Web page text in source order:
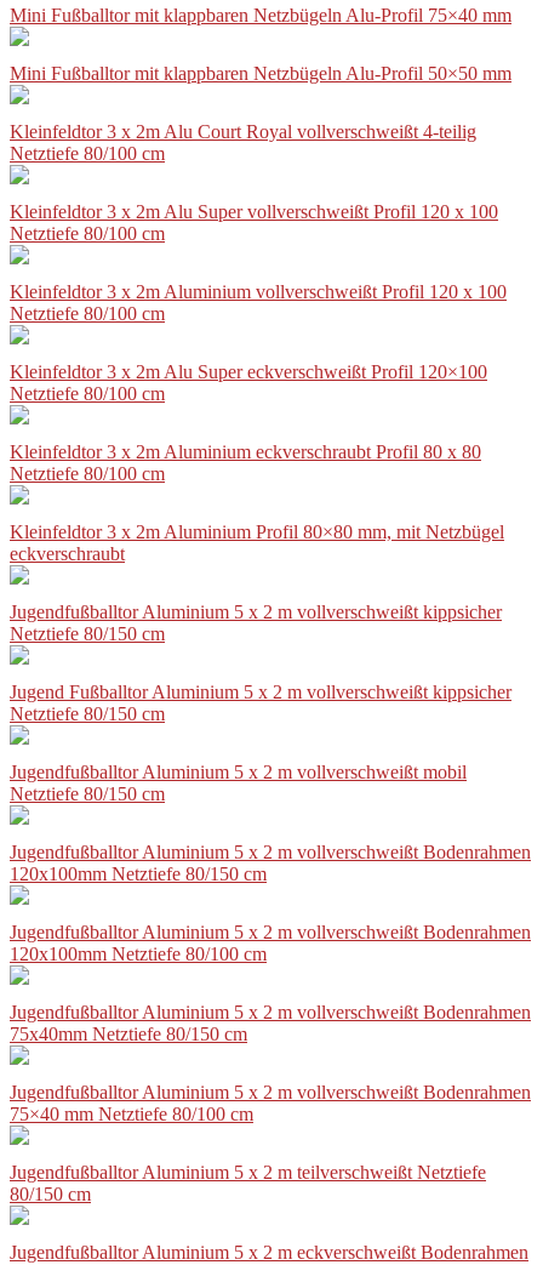
Mini Fußballtor mit klappbaren Netzbügeln Alu-Profil 75×40 mm
Mini Fußballtor mit klappbaren Netzbügeln Alu-Profil 50×50 mm
Kleinfeldtor 3 x 2m Alu Court Royal vollverschweißt 4-teilig
Netztiefe 80/100 cm
Kleinfeldtor 3 x 2m Alu Super vollverschweißt Profil 120 x 100
Netztiefe 80/100 cm
Kleinfeldtor 3 x 2m Aluminium vollverschweißt Profil 120 x 100
Netztiefe 80/100 cm
Kleinfeldtor 3 x 2m Alu Super eckverschweißt Profil 120×100
Netztiefe 80/100 cm
Kleinfeldtor 3 x 2m Aluminium eckverschraubt Profil 80 x 80
Netztiefe 80/100 cm
Kleinfeldtor 3 x 2m Aluminium Profil 80×80 mm, mit Netzbügel
eckverschraubt
Jugendfußballtor Aluminium 5 x 2 m vollverschweißt kippsicher
Netztiefe 80/150 cm
Jugend Fußballtor Aluminium 5 x 2 m vollverschweißt kippsicher
Netztiefe 80/150 cm
Jugendfußballtor Aluminium 5 x 2 m vollverschweißt mobil
Netztiefe 80/150 cm
Jugendfußballtor Aluminium 5 x 2 m vollverschweißt Bodenrahmen
120x100mm Netztiefe 80/150 cm
Jugendfußballtor Aluminium 5 x 2 m vollverschweißt Bodenrahmen
120x100mm Netztiefe 80/100 cm
Jugendfußballtor Aluminium 5 x 2 m vollverschweißt Bodenrahmen
75x40mm Netztiefe 80/150 cm
Jugendfußballtor Aluminium 5 x 2 m vollverschweißt Bodenrahmen
75×40 mm Netztiefe 80/100 cm
Jugendfußballtor Aluminium 5 x 2 m teilverschweißt Netztiefe
80/150 cm
Jugendfußballtor Aluminium 5 x 2 m eckverschweißt Bodenrahmen